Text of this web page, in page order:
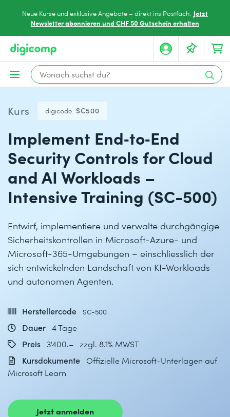
Neue Kurse und exklusive Angebote – direkt ins Postfach. Jetzt
Newsletter abonnieren und CHF 50 Gutschein erhalten
Kurs digicode: SC500
Implement End‑to‑End
Security Controls for Cloud
and AI Workloads –
Intensive Training (SC-500)
Entwirf, implementiere und verwalte durchgängige
Sicherheitskontrollen in Microsoft-Azure- und
Microsoft-365-Umgebungen – einschliesslich der
sich entwickelnden Landschaft von KI-Workloads
und autonomen Agenten.
Herstellercode SC-500
Dauer 4 Tage
Preis 3'400.– zzgl. 8.1% MWST
Kursdokumente Offizielle Microsoft-Unterlagen auf
Microsoft Learn
Jetzt anmelden